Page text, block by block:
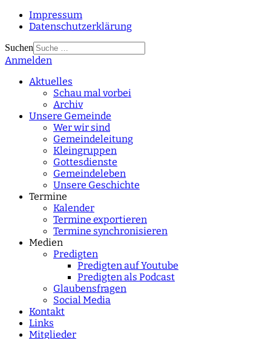
Impressum
Datenschutzerklärung
Suchen
Type 2 or more
Anmelden
Aktuelles
Schau mal vorbei
Archiv
Unsere Gemeinde
Wer wir sind
Gemeindeleitung
Kleingruppen
Gottesdienste
Gemeindeleben
Unsere Geschichte
Termine
Kalender
Termine exportieren
Termine synchronisieren
Medien
Predigten
Predigten auf Youtube
Predigten als Podcast
Glaubensfragen
Social Media
Kontakt
Links
Mitglieder